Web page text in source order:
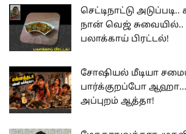
செட்டிநாட்டு
நான் வெஜ்
பலாக்காய் பிரட்டல்!
சோஷியல் மீடியா
பார்க்குறப்போ
அப்புறம் ஆத்தா!